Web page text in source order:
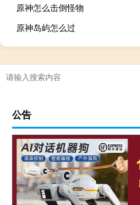
原神怎么击倒怪物
原神岛屿怎么过
公告